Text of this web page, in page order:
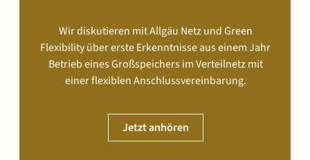
Wir diskutieren mit Allgäu Netz und Green
Flexibility über erste Erkenntnisse aus einem Jahr
Betrieb eines Großspeichers im Verteilnetz mit
einer flexiblen Anschlussvereinbarung.
Jetzt anhören